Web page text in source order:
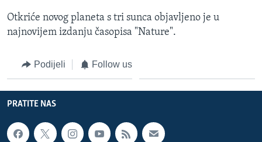
Otkriće novog planeta s tri sunca objavljeno je u
najnovijem izdanju časopisa "Nature".
Podijeli Follow us
PRATITE NAS